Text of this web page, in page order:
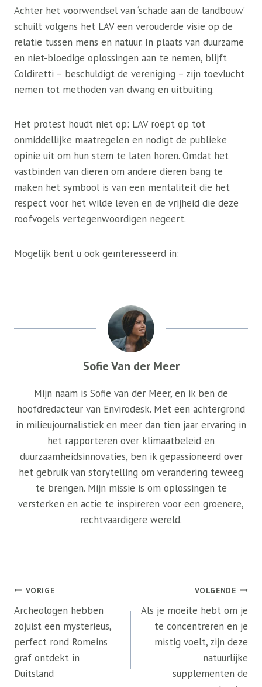
Achter het voorwendsel van ‘schade aan de landbouw’
schuilt volgens het LAV een verouderde visie op de
relatie tussen mens en natuur. In plaats van duurzame
en niet-bloedige oplossingen aan te nemen, blijft
Coldiretti – beschuldigt de vereniging – zijn toevlucht
nemen tot methoden van dwang en uitbuiting.
Het protest houdt niet op: LAV roept op tot
onmiddellijke maatregelen en nodigt de publieke
opinie uit om hun stem te laten horen. Omdat het
vastbinden van dieren om andere dieren bang te
maken het symbool is van een mentaliteit die het
respect voor het wilde leven en de vrijheid die deze
roofvogels vertegenwoordigen negeert.
Mogelijk bent u ook geïnteresseerd in:
Sofie Van der Meer
Mijn naam is Sofie van der Meer, en ik ben de
hoofdredacteur van Envirodesk. Met een achtergrond
in milieujournalistiek en meer dan tien jaar ervaring in
het rapporteren over klimaatbeleid en
duurzaamheidsinnovaties, ben ik gepassioneerd over
het gebruik van storytelling om verandering teweeg
te brengen. Mijn missie is om oplossingen te
versterken en actie te inspireren voor een groenere,
rechtvaardigere wereld.
Bericht
navigatie
VORIGE
Archeologen hebben
zojuist een mysterieus,
perfect rond Romeins
graf ontdekt in
Duitsland
VOLGENDE
Als je moeite hebt om je
te concentreren en je
mistig voelt, zijn deze
natuurlijke
supplementen de